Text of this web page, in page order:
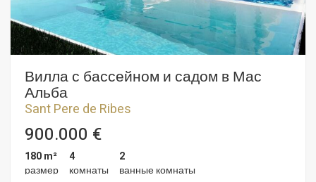
Вилла с бассейном и садом в Мас
Альба
Sant Pere de Ribes
900.000 €
180 m²
размер
4
комнаты
2
ванные комнаты